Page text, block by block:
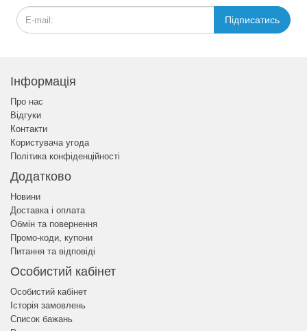
Підписатись
Інформація
Про нас
Відгуки
Контакти
Користувача угода
Політика конфіденційності
Додатково
Новини
Доставка і оплата
Обмін та повернення
Промо-коди, купони
Питання та відповіді
Особистий кабінет
Особистий кабінет
Історія замовлень
Список бажань